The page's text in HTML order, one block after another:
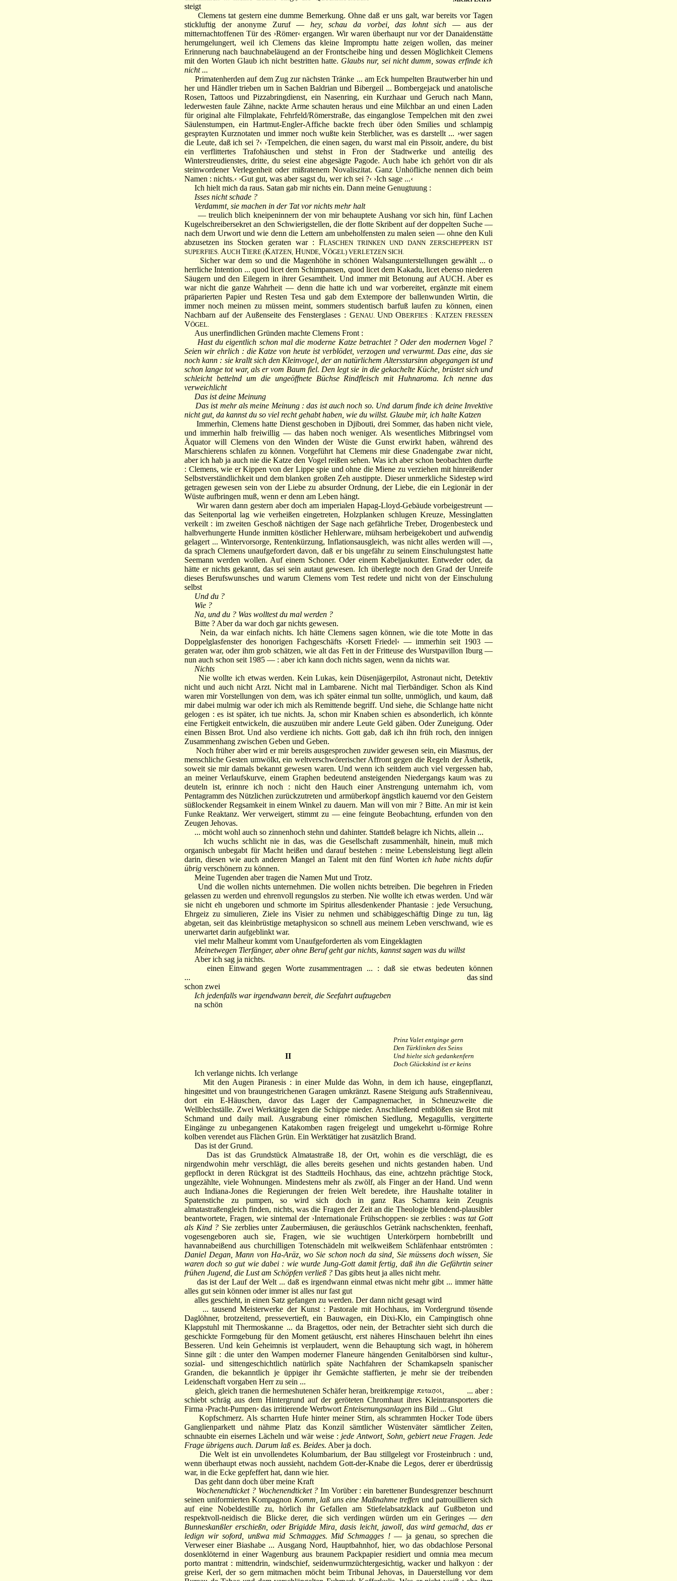
steigt
Clemens tat gestern eine dumme Bemerkung. Ohne daß er uns galt, war bereits vor Tagen
stickluftig der anonyme Zuruf — hey, schau da vorbei, das lohnt sich — aus der
mitternachtoffenen Tür des ›Römer‹ ergangen. Wir waren überhaupt nur vor der Danaidenstätte
herumgelungert, weil ich Clemens das kleine Impromptu hatte zeigen wollen, das meiner
Erinnerung nach bauchnabeläugend an der Frontscheibe hing und dessen Möglichkeit Clemens
mit den Worten Glaub ich nicht bestritten hatte. Glaubs nur, sei nicht dumm, sowas erfinde ich
nicht ...
Primatenherden auf dem Zug zur nächsten Tränke ... am Eck humpelten Brautwerber hin und
her und Händler trieben um in Sachen Baldrian und Bibergeil ... Bombergejack und anatolische
Rosen, Tattoos und Pizzabringdienst, ein Nasenring, ein Kurzhaar und Geruch nach Mann,
lederwesten faule Zähne, nackte Arme schauten heraus und eine Milchbar an und einen Laden
für original alte Filmplakate, Fehrfeld/Römerstraße, das einganglose Tempelchen mit den zwei
Säulenstumpen, ein Hartmut-Engler-Affiche backte frech über öden Smilies und schlampig
gesprayten Kurznotaten und immer noch wußte kein Sterblicher, was es darstellt ... ›wer sagen
die Leute, daß ich sei ?‹ ›Tempelchen, die einen sagen, du warst mal ein Pissoir, andere, du bist
ein verflittertes Trafohäuschen und stehst in Fron der Stadtwerke und anteilig des
Winterstreudienstes, dritte, du seiest eine abgesägte Pagode. Auch habe ich gehört von dir als
steinwordener Verlegenheit oder mißratenem Novaliszitat. Ganz Unhöfliche nennen dich beim
Namen : nichts.‹ ›Gut gut, was aber sagst du, wer ich sei ?‹ ›Ich sage ...‹
Ich hielt mich da raus. Satan gab mir nichts ein. Dann meine Genugtuung :
Isses nicht schade ?
Verdammt, sie machen in der Tat vor nichts mehr halt
— treulich blich kneipeninnern der von mir behauptete Aushang vor sich hin, fünf Lachen
Kugelschreibersekret an den Schwierigstellen, die der flotte Skribent auf der doppelten Suche —
nach dem Urwort und wie denn die Lettern am unbeholfensten zu malen seien — ohne den Kuli
abzusetzen ins Stocken geraten war : FLASCHEN TRINKEN UND DANN ZERSCHEPPERN IST
SUPERFIES. AUCH TIERE (KATZEN, HUNDE, VÖGEL) VERLETZEN SICH.
Sicher war dem so und die Magenhöhe in schönen Walsangunterstellungen gewählt ... o
herrliche Intention ... quod licet dem Schimpansen, quod licet dem Kakadu, licet ebenso niederen
Säugern und den Eilegern in ihrer Gesamtheit. Und immer mit Betonung auf AUCH. Aber es
war nicht die ganze Wahrheit — denn die hatte ich und war vorbereitet, ergänzte mit einem
präparierten Papier und Resten Tesa und gab dem Extempore der ballenwunden Wirtin, die
immer noch meinen zu müssen meint, sommers studentisch barfuß laufen zu können, einen
Nachbarn auf der Außenseite des Fensterglases : GENAU. UNDOBERFIES :KATZEN FRESSEN
VÖGEL.
Aus unerfindlichen Gründen machte Clemens Front :
Hast du eigentlich schon mal die moderne Katze betrachtet ? Oder den modernen Vogel ?
Seien wir ehrlich : die Katze von heute ist verblödet, verzogen und verwurmt. Das eine, das sie
noch kann : sie krallt sich den Kleinvogel, der an natürlichem Altersstarsinn abgegangen ist und
schon lange tot war, als er vom Baum fiel. Den legt sie in die gekachelte Küche, brüstet sich und
schleicht bettelnd um die ungeöffnete Büchse Rindfleisch mit Huhnaroma. Ich nenne das
verweichlicht
Das ist deine Meinung
Das ist mehr als meine Meinung : das ist auch noch so. Und darum finde ich deine Invektive
nicht gut, da kannst du so viel recht gehabt haben, wie du willst. Glaube mir, ich halte Katzen
Immerhin, Clemens hatte Dienst geschoben in Djibouti, drei Sommer, das haben nicht viele,
und immerhin halb freiwillig — das haben noch weniger. Als wesentliches Mitbringsel vom
Äquator will Clemens von den Winden der Wüste die Gunst erwirkt haben, während des
Marschierens schlafen zu können. Vorgeführt hat Clemens mir diese Gnadengabe zwar nicht,
aber ich hab ja auch nie die Katze den Vogel reißen sehen. Was ich aber schon beobachten durfte
: Clemens, wie er Kippen von der Lippe spie und ohne die Miene zu verziehen mit hinreißender
Selbstverständlichkeit und dem blanken großen Zeh austippte. Dieser unmerkliche Sidestep wird
getragen gewesen sein von der Liebe zu absurder Ordnung, der Liebe, die ein Legionär in der
Wüste aufbringen muß, wenn er denn am Leben hängt.
Wir waren dann gestern aber doch am imperialen Hapag-Lloyd-Gebäude vorbeigestreunt —
das Seitenportal lag wie verheißen eingetreten, Holzplanken schlugen Kreuze, Messinglatten
verkeilt : im zweiten Geschoß nächtigen der Sage nach gefährliche Treber, Drogenbesteck und
halbverhungerte Hunde inmitten köstlicher Hehlerware, mühsam herbeigekobert und aufwendig
gelagert ... Wintervorsorge, Rentenkürzung, Inflationsausgleich, was nicht alles werden will —,
da sprach Clemens unaufgefordert davon, daß er bis ungefähr zu seinem Einschulungstest hatte
Seemann werden wollen. Auf einem Schoner. Oder einem Kabeljaukutter. Entweder oder, da
hätte er nichts gekannt, das sei sein autaut gewesen. Ich überlegte noch den Grad der Unreife
dieses Berufswunsches und warum Clemens vom Test redete und nicht von der Einschulung
selbst
Und du ?
Wie ?
Na, und du ? Was wolltest du mal werden ?
Bitte ? Aber da war doch gar nichts gewesen.
Nein, da war einfach nichts. Ich hätte Clemens sagen können, wie die tote Motte in das
Doppelglasfenster des honorigen Fachgeschäfts ›Korsett Friedel‹ — immerhin seit 1903 —
geraten war, oder ihm grob schätzen, wie alt das Fett in der Fritteuse des Wurstpavillon Iburg —
nun auch schon seit 1985 — : aber ich kann doch nichts sagen, wenn da nichts war.
Nichts
Nie wollte ich etwas werden. Kein Lukas, kein Düsenjägerpilot, Astronaut nicht, Detektiv
nicht und auch nicht Arzt. Nicht mal in Lambarene. Nicht mal Tierbändiger. Schon als Kind
waren mir Vorstellungen von dem, was ich später einmal tun sollte, unmöglich, und kaum, daß
mir dabei mulmig war oder ich mich als Remittende begriff. Und siehe, die Schlange hatte nicht
gelogen : es ist später, ich tue nichts. Ja, schon mir Knaben schien es absonderlich, ich könnte
eine Fertigkeit entwickeln, die auszuüben mir andere Leute Geld gäben. Oder Zuneigung. Oder
einen Bissen Brot. Und also verdiene ich nichts. Gott gab, daß ich ihn früh roch, den innigen
Zusammenhang zwischen Geben und Geben.
Noch früher aber wird er mir bereits ausgesprochen zuwider gewesen sein, ein Miasmus, der
menschliche Gesten umwölkt, ein weltverschwörerischer Affront gegen die Regeln der Ästhetik,
soweit sie mir damals bekannt gewesen waren. Und wenn ich seitdem auch viel vergessen hab,
an meiner Verlaufskurve, einem Graphen bedeutend ansteigenden Niedergangs kaum was zu
deuteln ist, erinnre ich noch : nicht den Hauch einer Anstrengung unternahm ich, vom
Pentagramm des Nützlichen zurückzutreten und armüberkopf ängstlich kauernd vor den Geistern
süßlockender Regsamkeit in einem Winkel zu dauern. Man will von mir ? Bitte. An mir ist kein
Funke Reaktanz. Wer verweigert, stimmt zu — eine feingute Beobachtung, erfunden von den
Zeugen Jehovas.
... möcht wohl auch so zinnenhoch stehn und dahinter. Stattdeß belagre ich Nichts, allein ...
Ich wuchs schlicht nie in das, was die Gesellschaft zusammenhält, hinein, muß mich
organisch unbegabt für Macht heißen und darauf bestehen : meine Lebensleistung liegt allein
darin, diesen wie auch anderen Mangel an Talent mit den fünf Worten ich habe nichts dafür
übrig verschönern zu können.
Meine Tugenden aber tragen die Namen Mut und Trotz.
Und die wollen nichts unternehmen. Die wollen nichts betreiben. Die begehren in Frieden
gelassen zu werden und ehrenvoll regungslos zu sterben. Nie wollte ich etwas werden. Und wär
sie nicht eh ungeboren und schmorte im Spiritus allesdenkender Phantasie : jede Versuchung,
Ehrgeiz zu simulieren, Ziele ins Visier zu nehmen und schäbiggeschäftig Dinge zu tun, läg
abgetan, seit das kleinbrüstige metaphysicon so schnell aus meinem Leben verschwand, wie es
unerwartet darin aufgeblinkt war.
viel mehr Malheur kommt vom Unaufgeforderten als vom Eingeklagten
Meinetwegen Tierfänger, aber ohne Beruf geht gar nichts, kannst sagen was du willst
Aber ich sag ja nichts.
einen Einwand gegen Worte zusammentragen ... : daß sie etwas bedeuten können
...
das sind
schon zwei
Ich jedenfalls war irgendwann bereit, die Seefahrt aufzugeben
na schön
Prinz Valet entginge gern
Den Türklinken des Seins
Und hielte sich gedankenfern
Doch Glückskind ist er keins
II
Ich verlange nichts. Ich verlange
Mit den Augen Piranesis : in einer Mulde das Wohn, in dem ich hause, eingepflanzt,
hingesittet und von braungestrichenen Garagen umkränzt. Rasene Steigung aufs Straßenniveau,
dort ein E-Häuschen, davor das Lager der Campagnemacher, in Schneuzweite die
Wellblechställe. Zwei Werktätige legen die Schippe nieder. Anschließend entblößen sie Brot mit
Schmand und daily mail. Ausgrabung einer römischen Siedlung, Megagullis, vergitterte
Eingänge zu unbegangenen Katakomben ragen freigelegt und umgekehrt u-förmige Rohre
kolben verendet aus Flächen Grün. Ein Werktätiger hat zusätzlich Brand.
Das ist der Grund.
Das ist das Grundstück Almatastraße 18, der Ort, wohin es die verschlägt, die es
nirgendwohin mehr verschlägt, die alles bereits gesehen und nichts gestanden haben. Und
gepflockt in deren Rückgrat ist des Stadtteils Hochhaus, das eine, achtzehn prächtige Stock,
ungezählte, viele Wohnungen. Mindestens mehr als zwölf, als Finger an der Hand. Und wenn
auch Indiana-Jones die Regierungen der freien Welt beredete, ihre Haushalte totaliter in
Spatenstiche zu pumpen, so wird sich doch in ganz Ras Schamra kein Zeugnis
almatastraßengleich finden, nichts, was die Fragen der Zeit an die Theologie blendend-plausibler
beantwortete, Fragen, wie sintemal der ›Internationale Frühschoppen‹ sie zerblies : was tat Gott
als Kind ? Sie zerblies unter Zaubermäusen, die geräuschlos Getränk nachschenkten, feenhaft,
vogesengeboren auch sie, Fragen, wie sie wuchtigen Unterkörpern hornbebrillt und
havannabeißend aus churchilligen Totenschädeln mit welkweißem Schläfenhaar entströmten :
Daniel Degan, Mann von Ha-Aräz, wo Sie schon noch da sind, Sie müssens doch wissen, Sie
waren doch so gut wie dabei : wie wurde Jung-Gott damit fertig, daß ihn die Gefährtin seiner
frühen Jugend, die Lust am Schöpfen verließ ? Das gibts heut ja alles nicht mehr.
das ist der Lauf der Welt ... daß es irgendwann einmal etwas nicht mehr gibt ... immer hätte
alles gut sein können oder immer ist alles nur fast gut
alles geschieht, in einen Satz gefangen zu werden. Der dann nicht gesagt wird
... tausend Meisterwerke der Kunst : Pastorale mit Hochhaus, im Vordergrund tösende
Daglöhner, brotzeitend, pressevertieft, ein Bauwagen, ein Dixi-Klo, ein Campingtisch ohne
Klappstuhl mit Thermoskanne ... da Bragettos, oder nein, der Betrachter sieht sich durch die
geschickte Formgebung für den Moment getäuscht, erst näheres Hinschauen belehrt ihn eines
Besseren. Und kein Geheimnis ist verplaudert, wenn die Behauptung sich wagt, in höherem
Sinne gilt : die unter den Wampen moderner Flaneure hängenden Genitalbörsen sind kultur-,
sozial- und sittengeschichtlich natürlich späte Nachfahren der Schamkapseln spanischer
Granden, die bekanntlich je üppiger ihr Gemächte staffierten, je mehr sie der treibenden
Leidenschaft vorgaben Herr zu sein ...
gleich, gleich tranen die hermeshutenen Schäfer heran, breitkrempige
,
... aber :
schiebt schräg aus dem Hintergrund auf der geröteten Chromhaut ihres Kleintransporters die
Firma ›Pracht-Pumpen‹ das irritierende Werbwort Enteisenungsanlagen ins Bild ... Glut
Kopfschmerz. Als scharrten Hufe hinter meiner Stirn, als schrammten Hocker Tode übers
Ganglienparkett und nähme Platz das Konzil sämtlicher Wüstenväter sämtlicher Zeiten,
schnaubte ein eisernes Lächeln und wär weise : jede Antwort, Sohn, gebiert neue Fragen. Jede
Frage übrigens auch. Darum laß es. Beides. Aber ja doch.
Die Welt ist ein unvollendetes Kolumbarium, der Bau stillgelegt vor Frosteinbruch : und,
wenn überhaupt etwas noch aussieht, nachdem Gott-der-Knabe die Legos, derer er überdrüssig
war, in die Ecke gepfeffert hat, dann wie hier.
Das geht dann doch über meine Kraft
Wochenendticket ? Wochenendticket ? Im Vorüber : ein barettener Bundesgrenzer beschnurrt
seinen uniformierten Kompagnon Komm, laß uns eine Maßnahme treffen und patrouillieren sich
auf eine Nobeldestille zu, hörlich ihr Gefallen am Stiefelabsatzklack auf Gußbeton und
respektvoll-neidisch die Blicke derer, die sich verdingen würden um ein Geringes — den
Bunneskanßler erschießn, oder Brigidde Mira, dasis leicht, jawoll, das wird gemachd, das er
ledign wir soford, unßwa mid Schmagges. Mid Schmagges !— ja genau, so sprechen die
Verweser einer Biashabe ... Ausgang Nord, Hauptbahnhof, hier, wo das obdachlose Personal
dosenklöternd in einer Wagenburg aus braunem Packpapier residiert und omnia mea mecum
porto mantrat : mittendrin, windschief, seidenwurmzüchtergesichtig, wacker und halkyon : der
greise Kerl, der so gern mitmachen möcht beim Tribunal Jehovas, in Dauerstellung vor dem